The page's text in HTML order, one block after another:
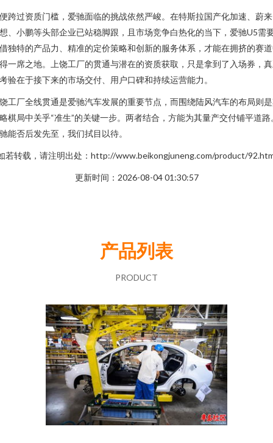
跨过资质门槛，爱驰面临的挑战依然严峻。在特斯拉国产化加速、蔚
、小鹏等头部企业已站稳脚跟，且市场竞争白热化的当下，爱驰U5需
独特的产品力、精准的定价策略和创新的服务体系，才能在拥挤的赛
一席之地。上饶工厂的贯通与潜在的资质获取，只是拿到了入场券，
验在于接下来的市场交付、用户口碑和持续运营能力。
工厂全线贯通是爱驰汽车发展的重要节点，而围绕陆风汽车的布局则
棋局中关乎“准生”的关键一步。两者结合，方能为其量产交付铺平道路
能否后发先至，我们拭目以待。
若转载，请注明出处：http://www.beikongjuneng.com/product/
更新时间：2026-08-04 01:30:57
产品列表
PRODUCT